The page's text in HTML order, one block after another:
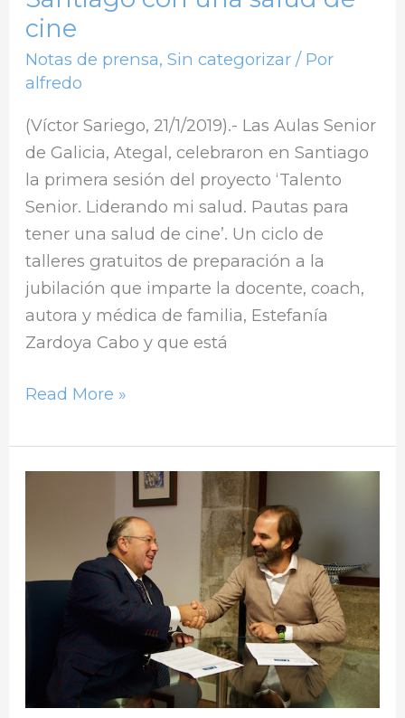
cine
Notas de prensa,Sin categorizar / Por
alfredo
(Víctor Sariego, 21/1/2019).- Las Aulas Senior
de Galicia, Ategal, celebraron en Santiago
la primera sesión del proyecto ‘Talento
Senior. Liderando mi salud. Pautas para
tener una salud de cine’. Un ciclo de
talleres gratuitos de preparación a la
jubilación que imparte la docente, coach,
autora y médica de familia, Estefanía
Zardoya Cabo y que está
Read More »
impartirán
talleres